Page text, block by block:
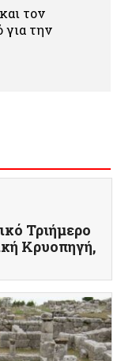
τον
για την
Τριήμερο
Κρυοπηγή,